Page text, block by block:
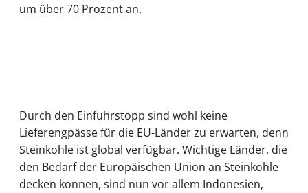
um über 70 Prozent an.
Durch den Einfuhrstopp sind wohl keine
Lieferengpässe für die EU-Länder zu erwarten, denn
Steinkohle ist global verfügbar. Wichtige Länder, die
den Bedarf der Europäischen Union an Steinkohle
decken können, sind nun vor allem Indonesien,